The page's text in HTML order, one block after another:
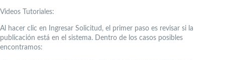
Videos Tutoriales:
Al hacer clic en Ingresar Solicitud, el primer paso es revisar si la
publicación está en el sistema. Dentro de los casos posibles
encontramos: